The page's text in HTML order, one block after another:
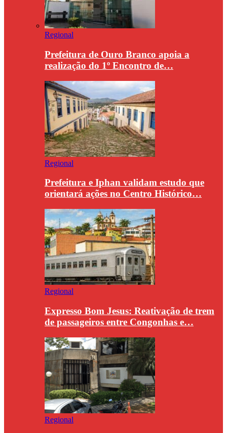
Regional
Prefeitura de Ouro Branco apoia a
realização do 1º Encontro de…
Regional
Prefeitura e Iphan validam estudo que
orientará ações no Centro Histórico…
Regional
Expresso Bom Jesus: Reativação de trem
de passageiros entre Congonhas e…
Regional